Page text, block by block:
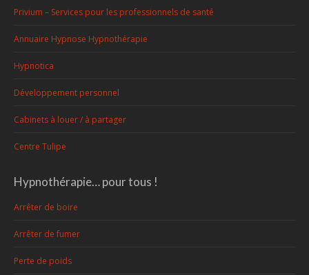
Privium – Services pour les professionnels de santé
Annuaire Hypnose Hypnothérapie
Hypnotica
Développement personnel
Cabinets à louer / à partager
Centre Tulipe
Hypnothérapie… pour tous !
Arrêter de boire
Arrêter de fumer
Perte de poids